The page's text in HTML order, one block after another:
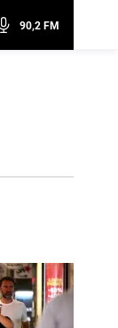
90,2 FM